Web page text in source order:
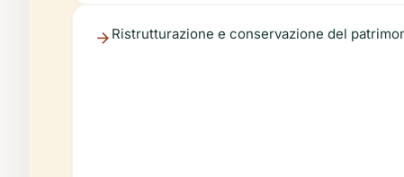
Ristrutturazione e conservazione del